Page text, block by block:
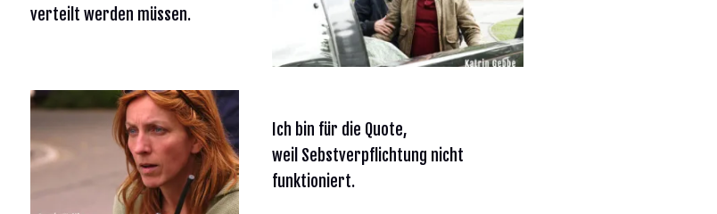
verteilt werden müssen.
Ich bin für die Quote,
weil Sebstverpflichtung nicht
funktioniert.